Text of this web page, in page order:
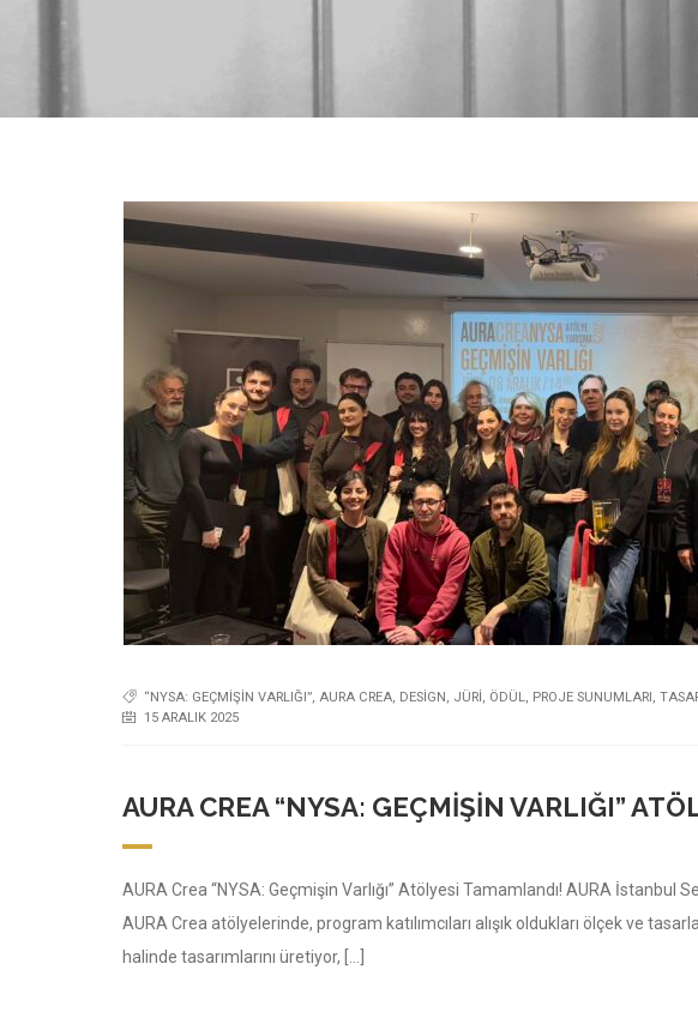
“NYSA: GEÇMIŞIN VARLIĞI”, AURA CREA, DESIGN, JÜRI, ÖDÜL, PROJE SUNUMLARI,
15 ARALIK 2025
AURA CREA “NYSA: GEÇMIŞIN VARLIĞI”
AURA Crea “NYSA: Geçmişin Varlığı” Atölyesi Tamamlandı! AURA İstanbul
AURA Crea atölyelerinde, program katılımcıları alışık oldukları ölçek ve
halinde tasarımlarını üretiyor, […]